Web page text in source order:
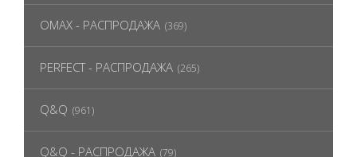
OMAX - РАСПРОДАЖА (369)
PERFECT - РАСПРОДАЖА (265)
Q&Q (961)
Q&Q - РАСПРОДАЖА (79)